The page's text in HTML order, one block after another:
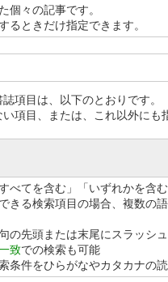
個々の記事です。
るときだけ指定できます。
項目は、以下のとおりです。
項目、または、これ以外にも
すべてを含む」「いずれかを含
きる検索項目の場合、複数の
句の先頭または末尾にスラッシ
致での検索も可能
索条件をひらがなやカタカナの